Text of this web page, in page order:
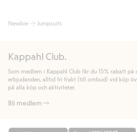
automatik efter du loggat in och
handlar för.
Läs mer
bland annat faktura och swish men även
allmänna villkor.
Läs mer
Newbie Jumpsuits
Kappahl Club.
Som medlem i Kappahl Club får du 15% rabatt
erbjudanden, alltid fri frakt (till ombud) vid köp
på alla köp och aktiviteter.
Bli medlem